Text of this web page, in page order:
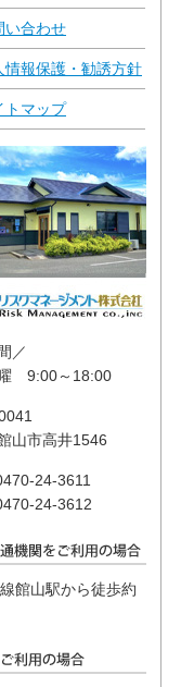
い合わせ
情報保護・勧誘方針
トマップ
／
9:00～18:00
山市高井1546
24-3611
24-3612
館山駅から徒歩約